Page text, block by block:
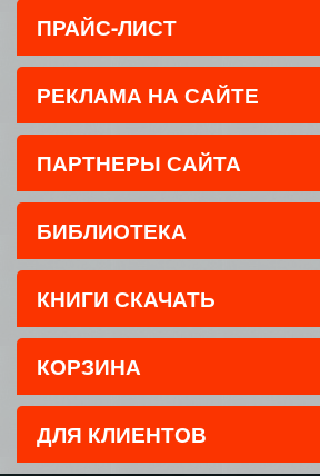
ПРАЙС-ЛИСТ
РЕКЛАМА НА САЙТЕ
ПАРТНЕРЫ САЙТА
БИБЛИОТЕКА
КНИГИ СКАЧАТЬ
КОРЗИНА
ДЛЯ КЛИЕНТОВ